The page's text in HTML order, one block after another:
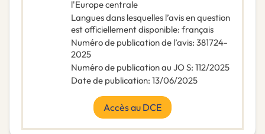
l'Europe centrale
Langues dans lesquelles l’avis en question
est officiellement disponible: français
Numéro de publication de l’avis: 381724-
2025
Numéro de publication au JO S: 112/2025
Date de publication: 13/06/2025
Accès au DCE